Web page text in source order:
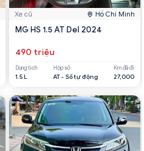
Xe cũ Hồ Chí Minh
MG HS 1.5 AT Del 2024
490 triệu
Dung tích
1.5 L
Hộp số
AT - Số tự động
Km đã đi
27,000